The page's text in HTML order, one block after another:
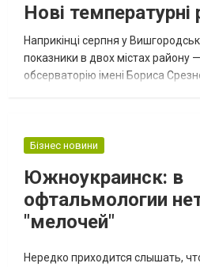
бездротова? Перше питання, яке
перед кожним покупцем: дротова
бездротова миша? Обидва...
Нові
Наприкінці серпня у
показники в двох містах
обсерваторію імені Бориса
Бізнес новини
Южноукраинск: в
офтальмологии
"мелочей"
Нередко приходится слышать,